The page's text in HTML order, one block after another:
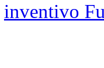
inventivo